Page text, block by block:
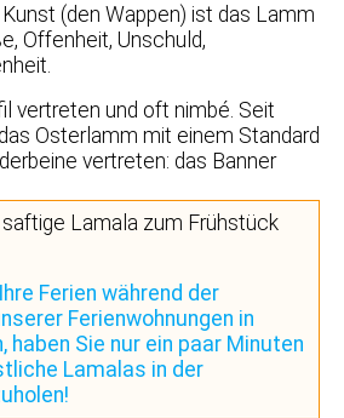
(den Wappen) ist das Lamm
Offenheit, Unschuld,
vertreten und oft nimbé. Seit
Osterlamm mit einem Standard
vertreten: das Banner
Lamala zum Frühstück
Ferien während der
Ferienwohnungen in
haben Sie nur ein paar Minuten
Lamalas in der